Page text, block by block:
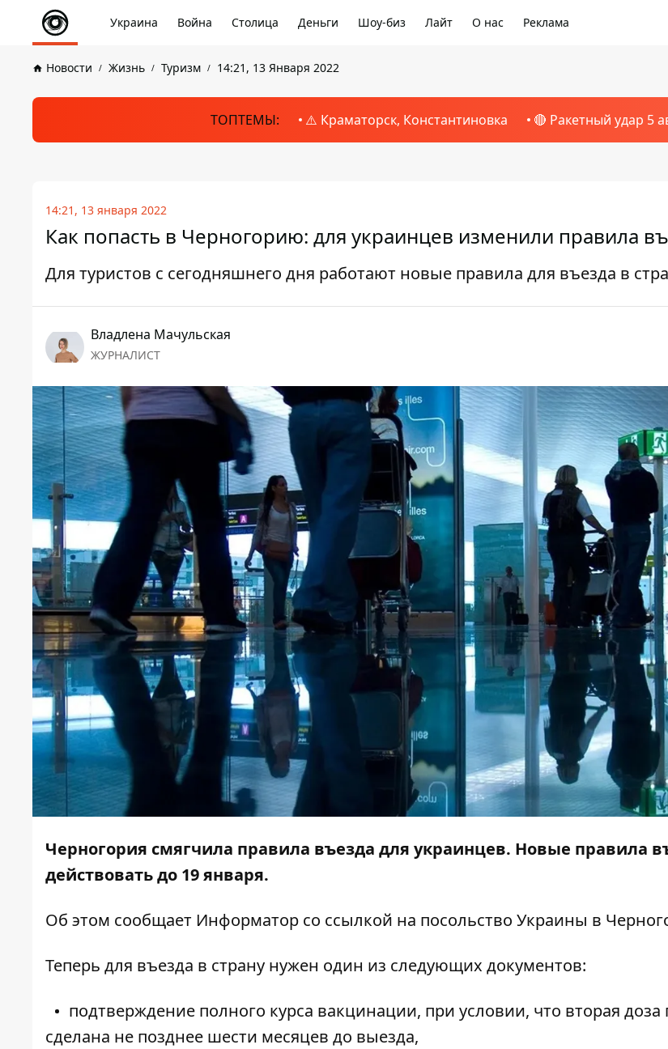
Украина Война Столица Деньги Шоу-биз Лайт О нас Реклама
Новости Жизнь Туризм 14:21, 13 Января 2022
ТОПТЕМЫ: ⚠️ Краматорск, Константиновка 🔴 Ракетный удар 5
14:21, 13 января 2022
Как попасть в Черногорию: для украинцев изменили правила
Для туристов с сегодняшнего дня работают новые правила для въезда в
Владлена Мачульская
ЖУРНАЛИСТ
Черногория смягчила правила въезда для украинцев. Новые правила
действовать до 19 января.
Об этом сообщает Информатор со ссылкой на посольство Украины в
Теперь для въезда в страну нужен один из следующих документов:
подтверждение полного курса вакцинации, при условии, что вторая
сделана не позднее шести месяцев до выезда,